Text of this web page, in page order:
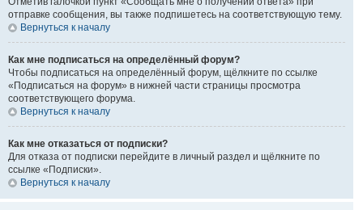
отправке сообщения, вы также подпишетесь на соответствующую тему.
Вернуться к началу
Как мне подписаться на определённый форум?
Чтобы подписаться на определённый форум, щёлкните по ссылке
«Подписаться на форум» в нижней части страницы просмотра
соответствующего форума.
Вернуться к началу
Как мне отказаться от подписки?
Для отказа от подписки перейдите в личный раздел и щёлкните по
ссылке «Подписки».
Вернуться к началу